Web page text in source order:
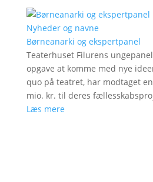
Nyheder og navne
Børneanarki og ekspertpanel
Teaterhuset Filurens
opgave at komme med nye
quo på teatret, har modtaget
mio. kr. til deres
Læs mere